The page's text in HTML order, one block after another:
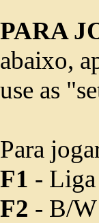
PARA
abaixo,
use as
Para
F1 - Liga
F2 - B/